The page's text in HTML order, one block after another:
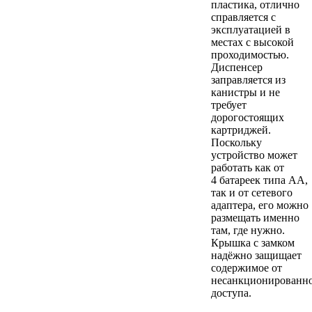
пластика, отлично
справляется с
эксплуатацией в
местах с высокой
проходимостью.
Диспенсер
заправляется из
канистры и не
требует
дорогостоящих
картриджей.
Поскольку
устройство может
работать как от
4 батареек типа АА,
так и от сетевого
адаптера, его можно
размещать именно
там, где нужно.
Крышка с замком
надёжно защищает
содержимое от
доступа.